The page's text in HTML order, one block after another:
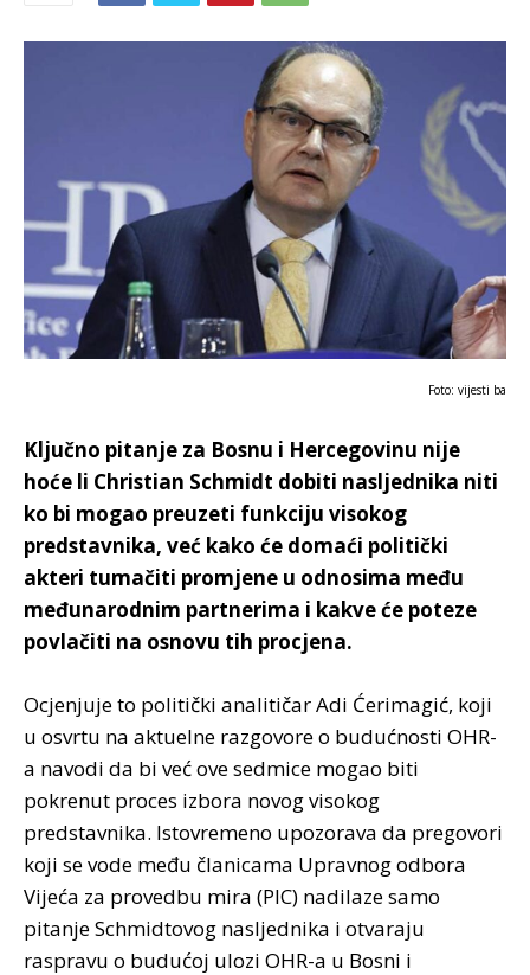
Foto: vijesti ba
Ključno pitanje za Bosnu i Hercegovinu nije
hoće li Christian Schmidt dobiti nasljednika niti
ko bi mogao preuzeti funkciju visokog
predstavnika, već kako će domaći politički
akteri tumačiti promjene u odnosima među
međunarodnim partnerima i kakve će poteze
povlačiti na osnovu tih procjena.
Ocjenjuje to politički analitičar Adi Ćerimagić, koji
u osvrtu na aktuelne razgovore o budućnosti OHR-
a navodi da bi već ove sedmice mogao biti
pokrenut proces izbora novog visokog
predstavnika. Istovremeno upozorava da pregovori
koji se vode među članicama Upravnog odbora
Vijeća za provedbu mira (PIC) nadilaze samo
pitanje Schmidtovog nasljednika i otvaraju
raspravu o budućoj ulozi OHR-a u Bosni i